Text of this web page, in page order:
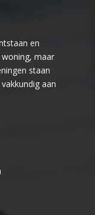
en
maar
staan
aan